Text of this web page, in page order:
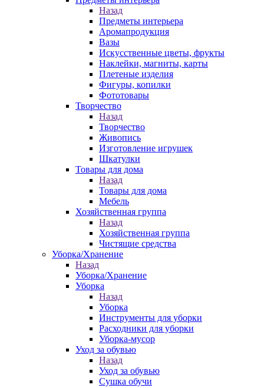
Назад
Предметы интерьера
Аромапродукция
Вазы
Искусственные цветы, фрукты
Наклейки, магниты, карты
Плетеные изделия
Фигуры, копилки
Фототовары
Творчество
Назад
Творчество
Живопись
Изготовление игрушек
Шкатулки
Товары для дома
Назад
Товары для дома
Мебель
Хозяйственная группа
Назад
Хозяйственная группа
Чистящие средства
Уборка/Хранение
Назад
Уборка/Хранение
Уборка
Назад
Уборка
Инструменты для уборки
Расходники для уборки
Уборка-мусор
Уход за обувью
Назад
Уход за обувью
Сушка обучи